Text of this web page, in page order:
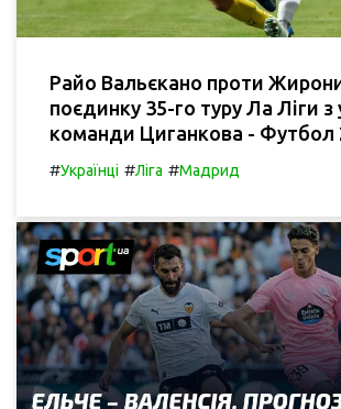
Райо Вальєкано проти
поєдинку 35-го туру Ла Ліги з
команди Циганкова - Футбол
#Українці #Ліга #Мадрид